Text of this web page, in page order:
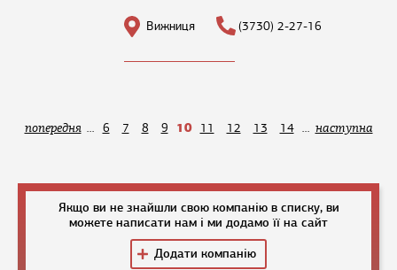
Вижниця (3730) 2-27-16
попередня ... 6 7 8 9 10 11 12 13 14 ... наступна
Якщо ви не знайшли свою компанію в списку, ви
можете написати нам і ми додамо її на сайт
Додати компанію